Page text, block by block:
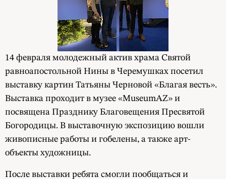
14 февраля молодежный актив храма Святой
равноапостольной Нины в Черемушках посетил
выставку картин Татьяны Черновой «Благая весть».
Выставка проходит в музее «MuseumAZ» и
посвящена Празднику Благовещения Пресвятой
Богородицы. В выставочную экспозицию вошли
живописные работы и гобелены, а также арт-
объекты художницы.
После выставки ребята смогли пообщаться и